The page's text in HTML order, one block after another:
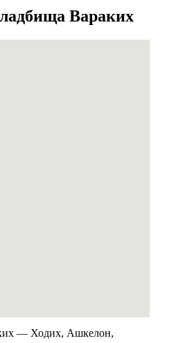
Вараких
— Ходих, Ашкелон,